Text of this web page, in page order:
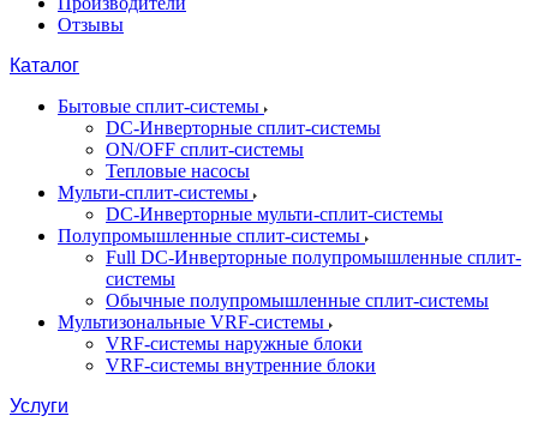
Отзывы
Каталог
Бытовые сплит-системы
DC-Инверторные сплит-системы
ON/OFF сплит-системы
Тепловые насосы
Мульти-сплит-системы
DC-Инверторные мульти-сплит-системы
Полупромышленные сплит-системы
Full DC-Инверторные полупромышленные сплит-
системы
Обычные полупромышленные сплит-системы
Мультизональные VRF-системы
VRF-системы наружные блоки
VRF-системы внутренние блоки
Услуги